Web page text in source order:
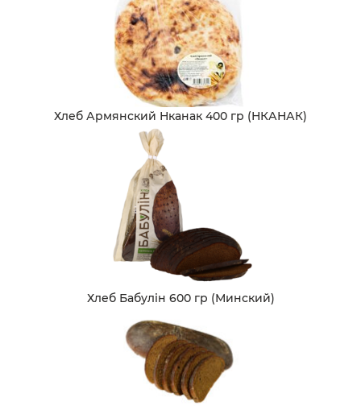
Хлеб Армянский Нканак 400 гр (НКАНАК)
Хлеб Бабулiн 600 гр (Минский)